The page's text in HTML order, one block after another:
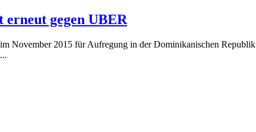
gegen UBER
November 2015 für Aufregung in der Dominikanischen